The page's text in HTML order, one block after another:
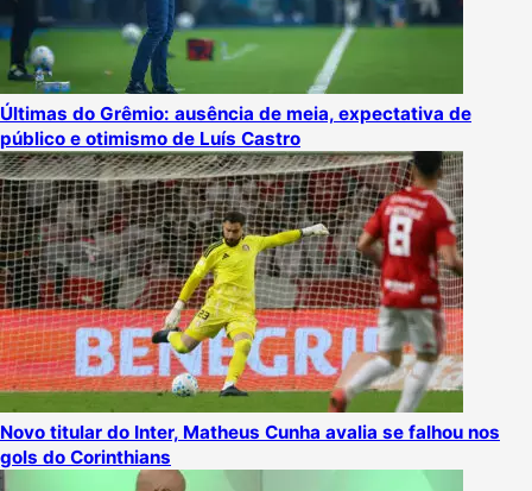
Últimas do Grêmio: ausência de meia, expectativa de
público e otimismo de Luís Castro
Novo titular do Inter, Matheus Cunha avalia se falhou nos
gols do Corinthians